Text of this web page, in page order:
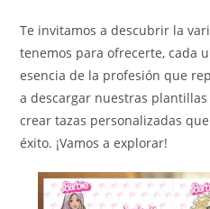
Te invitamos a descubrir la
tenemos para ofrecerte, cada
esencia de la profesión que
a descargar nuestras
crear tazas personalizadas
éxito. ¡Vamos a explorar!